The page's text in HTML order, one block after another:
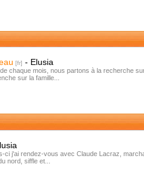
- Elusia
chaque mois, nous partons à la recherche
sur la famille...
ci j'ai rendez-vous avec Claude Lacraz,
nord, siffle et...